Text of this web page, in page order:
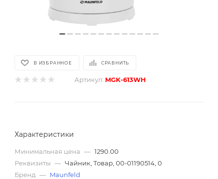
В ИЗБРАННОЕ СРАВНИТЬ
Артикул: MGK-613WH
Характеристики
Минимальная цена — 1290.00
Реквизиты — Чайник, Товар, 00-01190514, 0
Бренд — Maunfeld